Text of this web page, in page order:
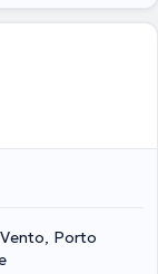
Porto